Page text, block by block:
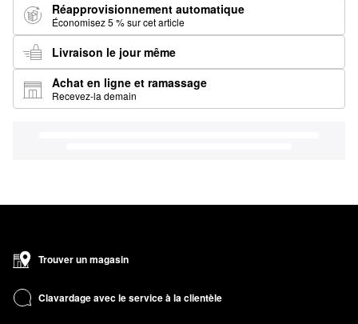
Réapprovisionnement automatique
Économisez 5 % sur cet article
Livraison le jour même
Achat en ligne et ramassage
Recevez-la demain
Trouver un magasin
Clavardage avec le service à la clientèle